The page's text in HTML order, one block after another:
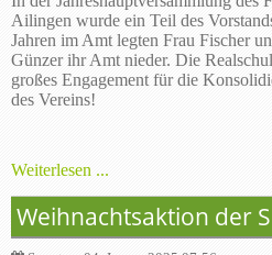
Ailingen wurde ein Teil des
Jahren im Amt legten Frau Fischer
Günzer ihr Amt nieder. Die
großes Engagement für die
des Vereins!
Weiterlesen ...
Weihnachtsaktion der